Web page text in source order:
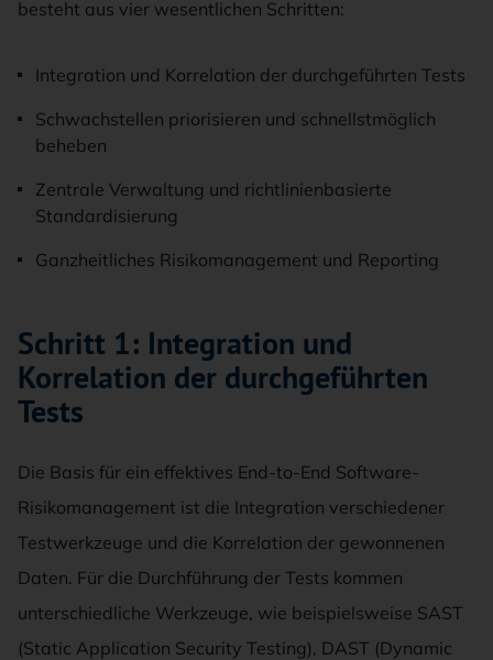
besteht aus vier wesentlichen Schritten:
Integration und Korrelation der durchgeführten Tests
Schwachstellen priorisieren und schnellstmöglich
beheben
Zentrale Verwaltung und richtlinienbasierte
Standardisierung
Ganzheitliches Risikomanagement und Reporting
Schritt 1: Integration und
Korrelation der durchgeführten
Tests
Die Basis für ein effektives End-to-End Software-
Risikomanagement ist die Integration verschiedener
Testwerkzeuge und die Korrelation der gewonnenen
Daten. Für die Durchführung der Tests kommen
unterschiedliche Werkzeuge, wie beispielsweise SAST
(Static Application Security Testing), DAST (Dynamic